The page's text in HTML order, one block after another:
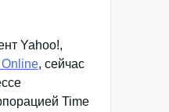
Yahoo!,
, сейчас
Time